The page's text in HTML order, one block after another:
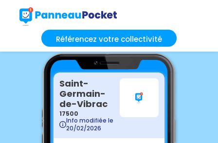
Référencez votre collectivité
Saint-
Germain-
de-Vibrac
17500
Info modifiée le
20/02/2026